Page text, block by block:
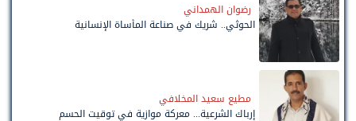
رضوان الهمداني
الحوثي.. شريك في صناعة المأساة الإنسانية
مطيع سعيد المخلافي
إرباك الشرعية... معركة موازية في توقيت الحسم